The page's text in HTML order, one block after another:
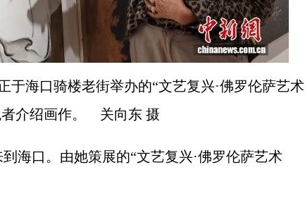
于海口骑楼老街举办的“文艺复兴·佛罗伦萨艺术
者介绍画作。 关向东 摄
口。由她策展的“文艺复兴·佛罗伦萨艺术